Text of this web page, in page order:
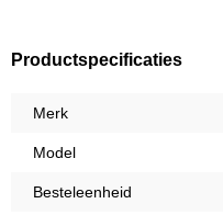
Productspecificaties
Merk
Model
Besteleenheid